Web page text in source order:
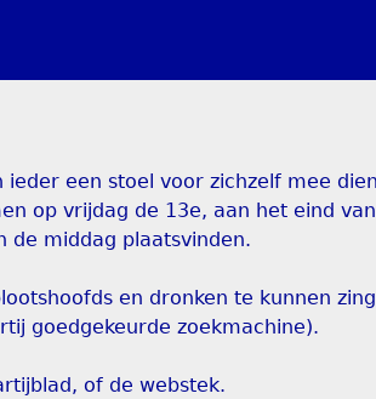
een stoel voor zichzelf mee
op vrijdag de 13e, aan het eind
de middag plaatsvinden.
en dronken te kunnen
goedgekeurde zoekmachine).
of de webstek.